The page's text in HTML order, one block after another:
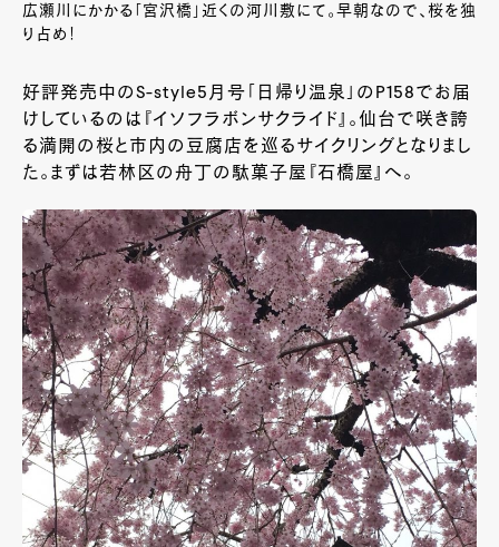
広瀬川にかかる「宮沢橋」近くの河川敷にて。早朝なので、桜を独
り占め！
好評発売中のS-style5月号「日帰り温泉」のP158でお届
けしているのは『イソフラボンサクライド』。仙台で咲き誇
る満開の桜と市内の豆腐店を巡るサイクリングとなりまし
た。まずは若林区の舟丁の駄菓子屋『石橋屋』へ。